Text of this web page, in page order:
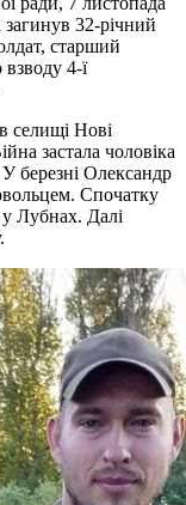
загинув 32-річний
старший
взводу 4-ї
селищі Нові
застала чоловіка
березні Олександр
Спочатку
у Лубнах. Далі